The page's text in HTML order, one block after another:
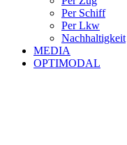
Per Schiff
Per Lkw
Nachhaltigkeit
MEDIA
OPTIMODAL